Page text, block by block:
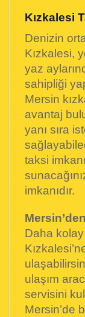
Kızkalesi
Denizin
Kızkalesi,
yaz
sahipliği
Mersin
avantaj
yanı sıra
taksi
imkanıdır.
Daha
ulaşım
servisini
Mersin’de